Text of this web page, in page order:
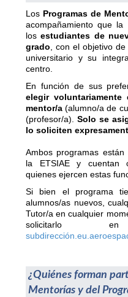
Los Programas de
acompañamiento que la
losestudiantes de
grado, con el objetivo
universitario y su
centro.
En función de sus
elegir voluntariamente
mentor/a(alumno/a de
(profesor/a). Solo se
lo soliciten
Ambos programas
la ETSIAE y cuentan
quienes ejercen estas
Si bien el programa
alumnos/as nuevos,
Tutor/a en cualquier
solicitarlo
¿Quiénes forman
Mentorías y del